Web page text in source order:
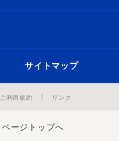
サイトマップ
ページトップへ
ご利用規約 リンク